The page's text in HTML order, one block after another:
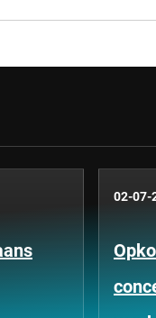
02-07-